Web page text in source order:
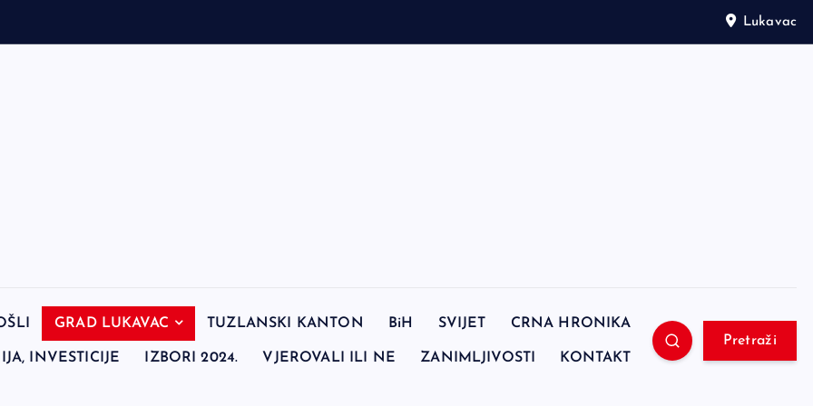
Lukavac
GRAD LUKAVAC TUZLANSKI KANTON BiH SVIJET CRNA HRONIKA
INVESTICIJE IZBORI 2024. VJEROVALI ILI NE ZANIMLJIVOSTI KONTAKT
Pretraži